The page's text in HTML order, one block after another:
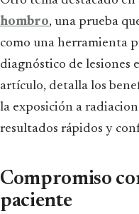
hombro, una prueba
como una herramienta
diagnóstico de lesiones
artículo, detalla los
la exposición a
resultados rápidos y
Compromiso
paciente